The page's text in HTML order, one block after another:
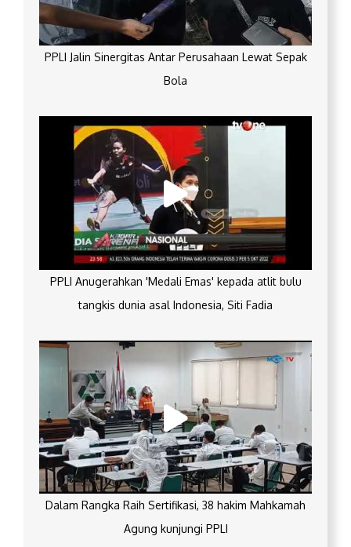
PPLI Jalin Sinergitas Antar Perusahaan Lewat Sepak
Bola
PPLI Anugerahkan 'Medali Emas' kepada atlit bulu
tangkis dunia asal Indonesia, Siti Fadia
Dalam Rangka Raih Sertifikasi, 38 hakim Mahkamah
Agung kunjungi PPLI